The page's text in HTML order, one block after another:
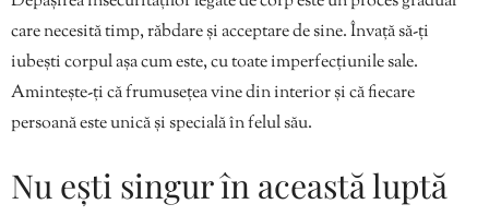
care necesită timp, răbdare și acceptare de sine. Învață să-ți
iubești corpul așa cum este, cu toate imperfecțiunile sale.
Amintește-ți că frumusețea vine din interior și că fiecare
persoană este unică și specială în felul său.
Nu ești singur în această luptă